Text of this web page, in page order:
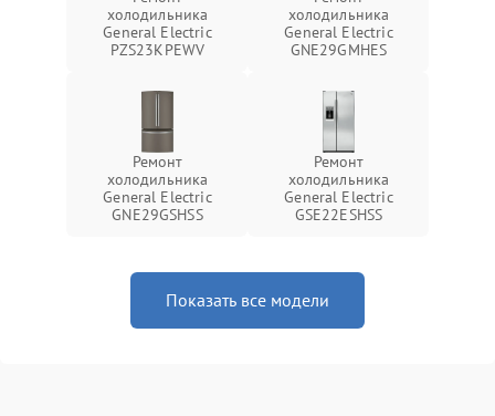
холодильника
General Electric
PZS23KPEWV
холодильника
General Electric
GNE29GMHES
Ремонт
холодильника
General Electric
GNE29GSHSS
Ремонт
холодильника
General Electric
GSE22ESHSS
Показать все модели